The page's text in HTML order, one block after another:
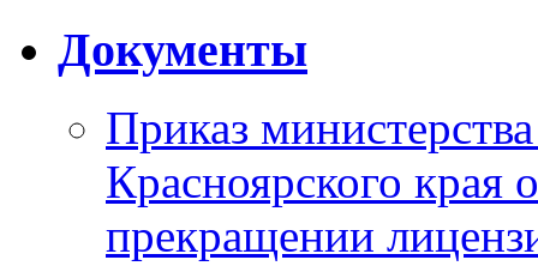
Документы
Приказ
Красноярского
прекращении